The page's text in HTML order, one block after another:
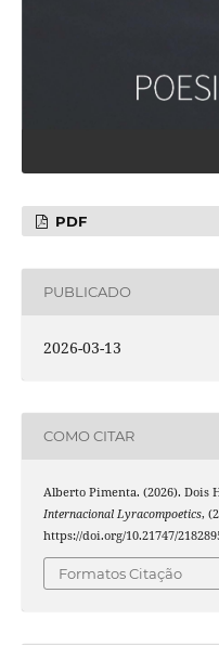
PDF
PUBLICADO
2026-03-13
COMO CITAR
Alberto Pimenta. (2026). Dois
Internacional Lyracompoetics,
https://doi.org/10.21747/
Formatos Citação